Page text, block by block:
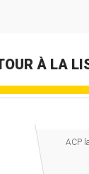
À LA
ACP